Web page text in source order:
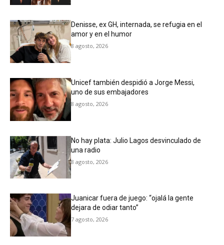
Denisse, ex GH, internada, se refugia en el
amor y en el humor
8 agosto, 2026
Unicef también despidió a Jorge Messi,
uno de sus embajadores
8 agosto, 2026
No hay plata: Julio Lagos desvinculado de
una radio
8 agosto, 2026
Juanicar fuera de juego: “ojalá la gente
dejara de odiar tanto”
7 agosto, 2026